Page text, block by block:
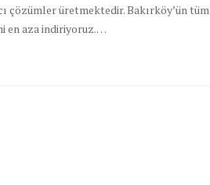
çözümler üretmektedir. Bakırköy’ün tüm
en aza indiriyoruz.…